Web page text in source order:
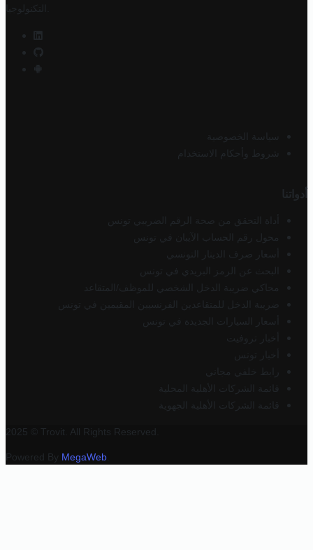
التكنولوجيا
سياسة الخصوصية
شروط وأحكام الاستخدام
أدواتنا
أداة التحقق من صحة الرقم الضريبي تونس
محول رقم الحساب الآيبان في تونس
أسعار صرف الدينار التونسي
البحث عن الرمز البريدي في تونس
محاكي ضريبة الدخل الشخصي للموظف/المتقاعد
ضريبة الدخل للمتقاعدين الفرنسيين المقيمين في تونس
أسعار السيارات الجديدة في تونس
أخبار تروفيت
أخبار تونس
رابط خلفي مجاني
قائمة الشركات الأهلية المحلية
قائمة الشركات الأهلية الجهوية
2025 © Trovit. All Rights Reserved.
Powered By MegaWeb